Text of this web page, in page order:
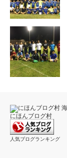
にほんブログ村
人気ブログランキング